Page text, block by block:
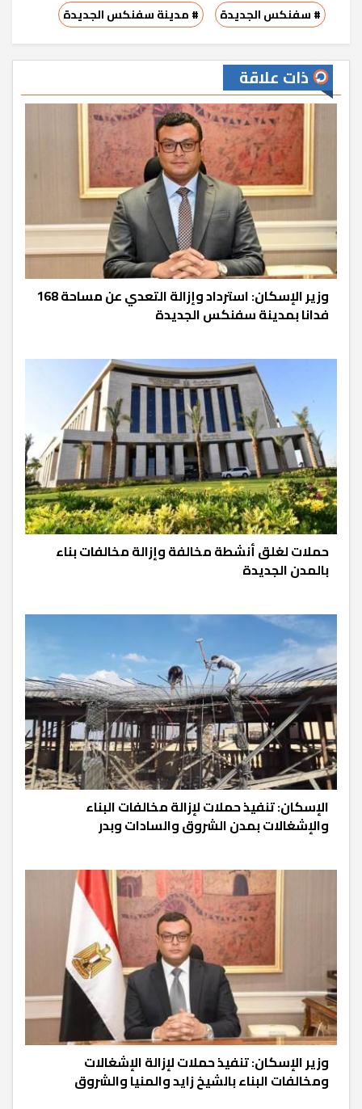
# سفنكس الجديدة
# مدينة سفنكس الجديدة
ذات علاقة
وزير الإسكان: استرداد وإزالة التعدي عن مساحة 168
فدانا بمدينة سفنكس الجديدة
حملات لغلق أنشطة مخالفة وإزالة مخالفات بناء
بالمدن الجديدة
الإسكان: تنفيذ حملات لإزالة مخالفات البناء
والإشغالات بمدن الشروق والسادات وبدر
وزير الإسكان: تنفيذ حملات لإزالة الإشغالات
ومخالفات البناء بالشيخ زايد والمنيا والشروق